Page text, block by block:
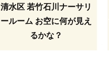
清水区 若竹石川ナーサリ
ールーム お空に何が見え
るかな？